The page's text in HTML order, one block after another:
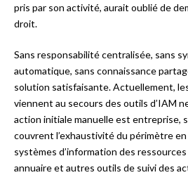
pris par son activité, aurait oublié de
droit.
Sans responsabilité centralisée, sans
automatique, sans connaissance
solution satisfaisante. Actuellement,
viennent au secours des outils d’IAM
action initiale manuelle est entreprise,
couvrent l’exhaustivité du périmètre
systèmes d’information des ressources
annuaire et autres outils de suivi des